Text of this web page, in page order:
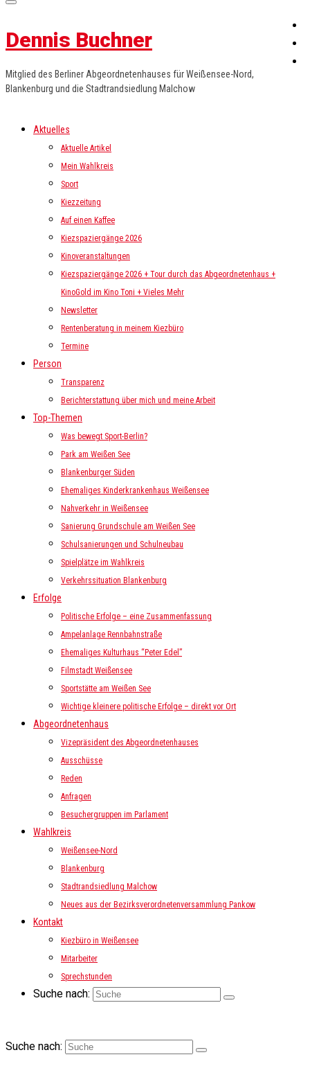
Dennis Buchner
Mitglied des Berliner Abgeordnetenhauses für Weißensee-Nord,
Blankenburg und die Stadtrandsiedlung Malchow
Aktuelles
Aktuelle Artikel
Mein Wahlkreis
Sport
Kiezzeitung
Auf einen Kaffee
Kiezspaziergänge 2026
Kinoveranstaltungen
Kiezspaziergänge 2026 + Tour durch das Abgeordnetenhaus +
KinoGold im Kino Toni + Vieles Mehr
Newsletter
Rentenberatung in meinem Kiezbüro
Termine
Person
Transparenz
Berichterstattung über mich und meine Arbeit
Top-Themen
Was bewegt Sport-Berlin?
Park am Weißen See
Blankenburger Süden
Ehemaliges Kinderkrankenhaus Weißensee
Nahverkehr in Weißensee
Sanierung Grundschule am Weißen See
Schulsanierungen und Schulneubau
Spielplätze im Wahlkreis
Verkehrssituation Blankenburg
Erfolge
Politische Erfolge – eine Zusammenfassung
Ampelanlage Rennbahnstraße
Ehemaliges Kulturhaus “Peter Edel”
Filmstadt Weißensee
Sportstätte am Weißen See
Wichtige kleinere politische Erfolge – direkt vor Ort
Abgeordnetenhaus
Vizepräsident des Abgeordnetenhauses
Ausschüsse
Reden
Anfragen
Besuchergruppen im Parlament
Wahlkreis
Weißensee-Nord
Blankenburg
Stadtrandsiedlung Malchow
Neues aus der Bezirksverordnetenversammlung Pankow
Kontakt
Kiezbüro in Weißensee
Mitarbeiter
Sprechstunden
Suche nach:
Suche nach: